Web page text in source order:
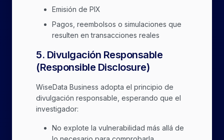
Emisión de PIX
Pagos, reembolsos o simulaciones que
resulten en transacciones reales
5. Divulgación Responsable
(Responsible Disclosure)
WiseData Business adopta el principio de
divulgación responsable, esperando que el
investigador:
No explote la vulnerabilidad más allá de